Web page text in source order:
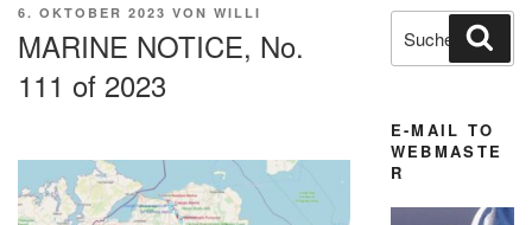
VERÖFFENTLICHT
6. OKTOBER 2023 VON WILLI
MARINE NOTICE, No.
111 of 2023
Suchen
nach:
E-MAIL TO
WEBMASTE
R